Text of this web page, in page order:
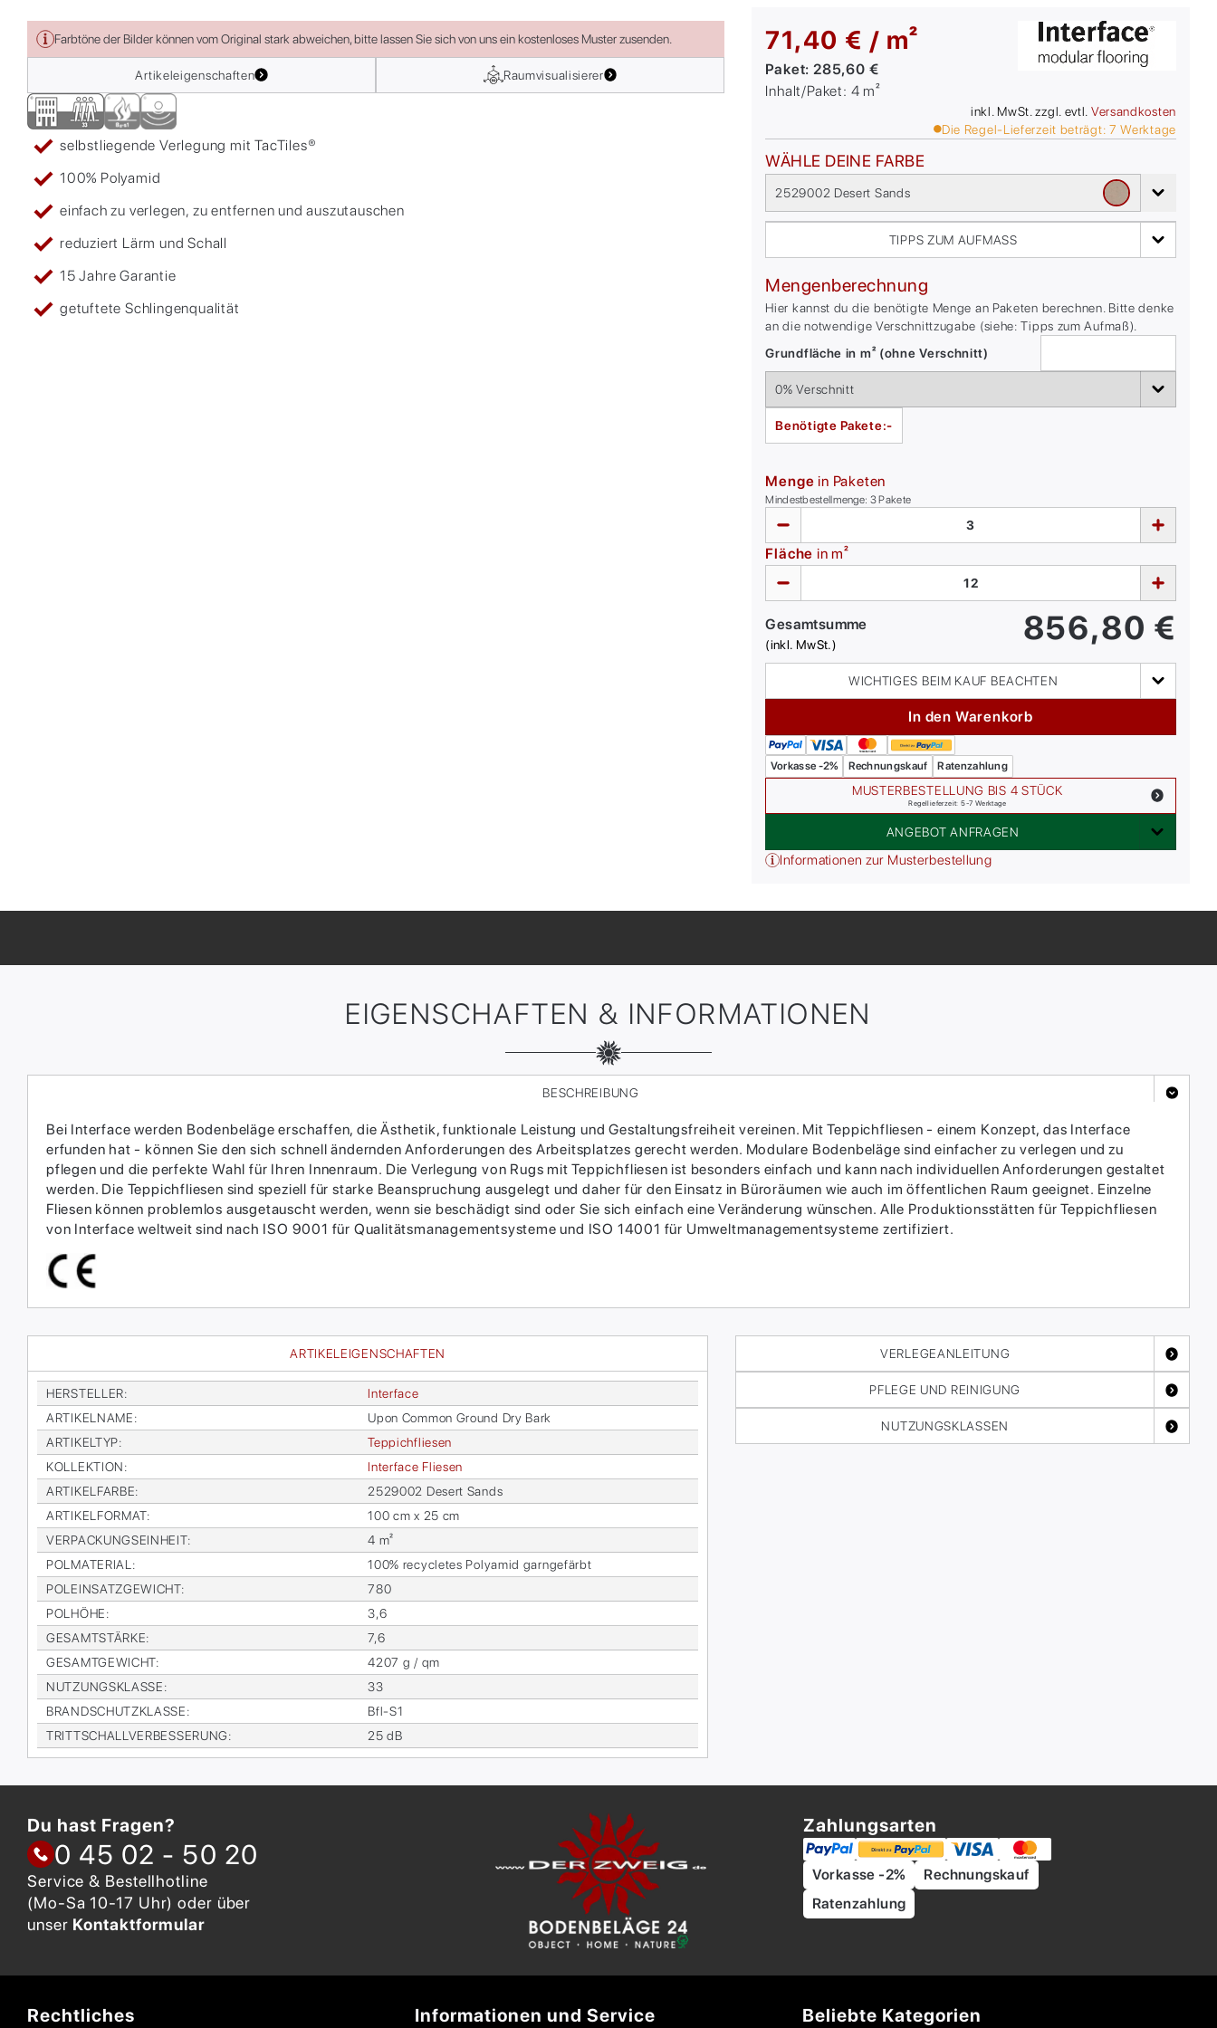
Farbtöne der Bilder können vom Original stark abweichen, bitte lassen Sie sich von uns ein kostenloses Muster zusenden.
Artikeleigenschaften Raumvisualisierer
selbstliegende Verlegung mit TacTiles®
100% Polyamid
einfach zu verlegen, zu entfernen und auszutauschen
reduziert Lärm und Schall
15 Jahre Garantie
getuftete Schlingenqualität
71,40 € / m²
Paket: 285,60 €
Inhalt/Paket: 4 m²
inkl. MwSt. zzgl. evtl. Versandkosten
Die Regel-Lieferzeit beträgt: 7 Werktage
WÄHLE DEINE FARBE
2529002 Desert Sands
TIPPS ZUM AUFMASS
Mengenberechnung
Hier kannst du die benötigte Menge an Paketen berechnen. Bitte denke
an die notwendige Verschnittzugabe (siehe: Tipps zum Aufmaß).
Grundfläche in m² (ohne Verschnitt)
Benötigte Pakete:-
Menge in Paketen
Mindestbestellmenge: 3Pakete
Fläche in m²
Gesamtsumme
(inkl. MwSt.) 856,80 €
WICHTIGES BEIM KAUF BEACHTEN
In den Warenkorb
Vorkasse -2% Rechnungskauf Ratenzahlung
MUSTERBESTELLUNG BIS 4 STÜCK
Regellieferzeit: 5-7 Werktage
ANGEBOT ANFRAGEN
Informationen zur Musterbestellung
EIGENSCHAFTEN & INFORMATIONEN
ARTIKELEIGENSCHAFTEN
HER­STEL­LER:
In­ter­face
AR­TI­KEL­NA­ME:
Upon Com­mon Ground Dry Bark
AR­TI­KEL­TYP:
Tep­pich­flie­sen
KOL­LEK­TI­ON:
In­ter­face Flie­sen
AR­TI­KEL­FAR­BE:
2529002 De­sert Sands
AR­TI­KEL­FOR­MAT:
100 cm x 25 cm
VER­PA­CKUNGS­EIN­HEIT:
4 m²
POL­MA­TE­RI­AL:
100% re­cy­cle­tes Po­ly­amid garn­ge­färbt
POL­EIN­SATZ­GE­WICHT:
780
POL­HÖ­HE:
3,6
GE­SAMT­STÄR­KE:
7,6
GE­SAMT­GE­WICHT:
4207 g / qm
NUT­ZUNGS­KLAS­SE:
33
BRAND­SCHUTZ­KLAS­SE:
Bfl-S1
TRITT­SCHALL­VER­BES­SE­RUNG: 25 dB
BESCHREIBUNG
Bei Interface werden Bodenbeläge erschaffen, die Ästhetik, funktionale Leistung und Gestaltungsfreiheit vereinen. Mit Teppichfliesen - einem Konzept, das Interface
erfunden hat - können Sie den sich schnell ändernden Anforderungen des Arbeitsplatzes gerecht werden. Modulare Bodenbeläge sind einfacher zu verlegen und zu
pflegen und die perfekte Wahl für Ihren Innenraum.​ Die Verlegung von Rugs mit Teppichfliesen ist besonders einfach und kann nach individuellen Anforderungen gestaltet
werden.​ Die Teppichfliesen sind speziell für starke Beanspruchung ausgelegt und daher für den Einsatz in Büroräumen wie auch im öffentlichen Raum geeignet. Einzelne
Fliesen können problemlos ausgetauscht werden, wenn sie beschädigt sind oder Sie sich einfach eine Veränderung wünschen. Alle Produktionsstätten für Teppichfliesen
von Interface weltweit sind nach ISO 9001 für Qualitätsmanagementsysteme und ISO 14001 für Umweltmanagementsysteme zertifiziert.
VERLEGEANLEITUNG
PFLEGE UND REINIGUNG
NUTZUNGSKLASSEN
Du hast Fragen?
0 45 02 - 50 20
Service & Bestellhotline
(Mo-Sa 10-17 Uhr) oder über
unser Kontaktformular
Zahlungsarten
Vorkasse -2%
Rechnungskauf
Ratenzahlung
Rechtliches Informationen und Service Beliebte Kategorien